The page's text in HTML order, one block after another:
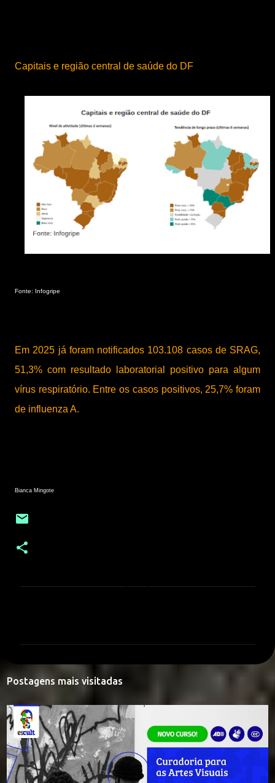
Capitais e região central de saúde do DF
Fonte: Infogripe
Em 2025 já foram notificados 103.108 casos de SRAG,
51,3% com resultado laboratorial positivo para algum
vírus respiratório. Entre os casos positivos, 25,7% foram
de influenza A.
Bianca Mingote
n
á
r
i
o
s
Postagens mais visitadas